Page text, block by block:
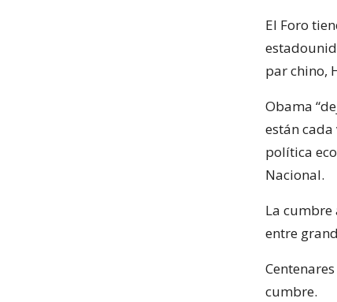
El Foro
par chino,
Obama
están
política
Nacional.
La
entre
cumbre.